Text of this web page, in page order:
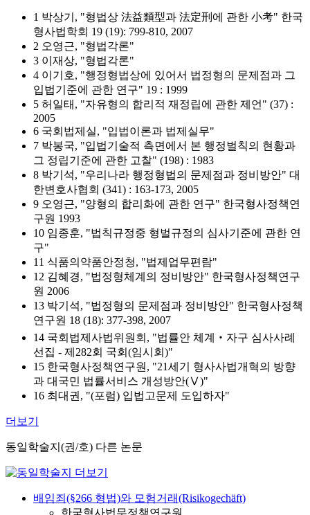
1 박상기, "형법상 法益類型과 法定刑에 관한 小考" 한국
형사법학회 19 (19): 799-810, 2007
2 오영근, "형법각론"
3 이재상, "형법각론"
4 이기호, "행정형법상에 있어서 법정형의 문제점과 그
입법기준에 관한 연구" 19 : 1999
5 허일태, "자유형의 합리적 재정립에 관한 제언" (37) :
2005
6 국회법제실, "입법이론과 법제실무"
7 박봉국, "입법기술적 측면에서 본 행정벌칙의 현황과
그 정립기준에 관한 고찰" (198) : 1983
8 박기석, "우리나라 행정형법의 문제점과 정비방안" 대
한변호사협회 (341) : 163-173, 2005
9 오영근, "양형의 합리화에 관한 연구" 한국형사정책연
구원 1993
10 임종훈, "법칙규정중 형벌규정의 심사기준에 관한 연
구"
11 식품의약품안정청, "법제업무편람"
12 김혜경, "법정형체계의 정비방안" 한국형사정책연구
원 2006
13 박기석, "법정형의 문제점과 정비방안" 한국형사정책
연구원 18 (18): 377-398, 2007
14 국회법제사법위원회, "법률안 체계‧자구 심사사례
선집 - 제282회 국회(임시회)"
15 한국형사정책연구원, "21세기 형사사법개혁의 방향
과 대국민 법률서비스 개성방안(Ⅴ)"
16 최대권, "(포럼) 입법고문제 도입하자"
더보기
동일학술지(권/호) 다른 논문
배임죄(§266 형법)와 모험거래(Risikogechäft)
한국형사법무정책연구원